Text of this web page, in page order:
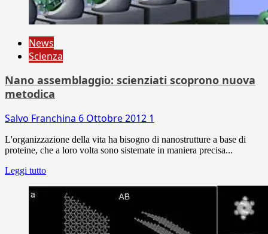
News
Scienza
Nano assemblaggio: scienziati scoprono nuova
metodica
Salvo Franchina 6 Ottobre 2012 1
L'organizzazione della vita ha bisogno di nanostrutture a base di
proteine, che a loro volta sono sistemate in maniera precisa...
Leggi tutto